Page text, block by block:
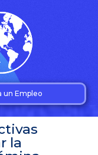
un Empleo
la